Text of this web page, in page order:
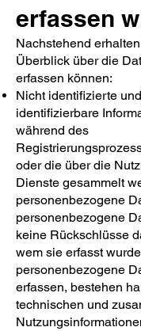
erfassen
Nachstehend
Überblick über die
erfassen können:
Nicht identifizierte
identifizierbare
während des
oder die über die
Dienste gesammelt
personenbezogene
personenbezogene
keine Rückschlüsse
wem sie erfasst
personenbezogene
erfassen, bestehen
technischen und